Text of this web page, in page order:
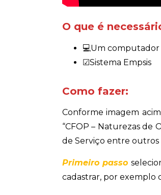
O que é
💻Um computador
☑Sistema Empsis
Como fazer:
Conforme imagem
“CFOP – Naturezas de
de Serviço entre outros
Primeiro passo
cadastrar, por exemplo